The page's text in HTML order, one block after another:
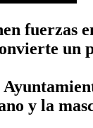
fuerzas
un
y la